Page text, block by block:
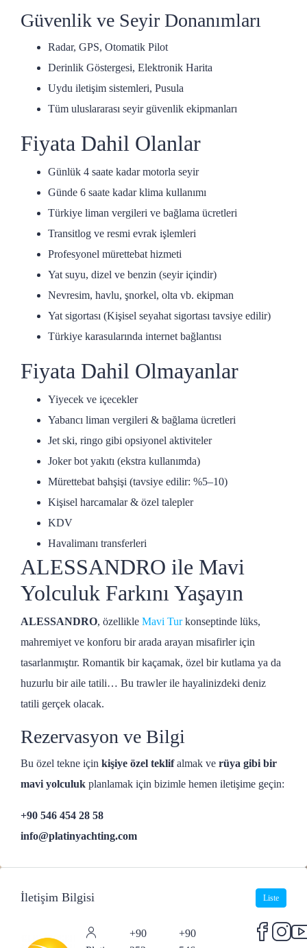
Güvenlik ve Seyir Donanımları
Radar, GPS, Otomatik Pilot
Derinlik Göstergesi, Elektronik Harita
Uydu iletişim sistemleri, Pusula
Tüm uluslararası seyir güvenlik ekipmanları
Fiyata Dahil Olanlar
Günlük 4 saate kadar motorla seyir
Günde 6 saate kadar klima kullanımı
Türkiye liman vergileri ve bağlama ücretleri
Transitlog ve resmi evrak işlemleri
Profesyonel mürettebat hizmeti
Yat suyu, dizel ve benzin (seyir içindir)
Nevresim, havlu, şnorkel, olta vb. ekipman
Yat sigortası (Kişisel seyahat sigortası tavsiye edilir)
Türkiye karasularında internet bağlantısı
Fiyata Dahil Olmayanlar
Yiyecek ve içecekler
Yabancı liman vergileri & bağlama ücretleri
Jet ski, ringo gibi opsiyonel aktiviteler
Joker bot yakıtı (ekstra kullanımda)
Mürettebat bahşişi (tavsiye edilir: %5–10)
Kişisel harcamalar & özel talepler
KDV
Havalimanı transferleri
ALESSANDRO ile Mavi
Yolculuk Farkını Yaşayın
ALESSANDRO, özellikle Mavi Turkonseptinde lüks,
mahremiyet ve konforu bir arada arayan misafirler için
tasarlanmıştır. Romantik bir kaçamak, özel bir kutlama ya da
huzurlu bir aile tatili… Bu trawler ile hayalinizdeki deniz
tatili gerçek olacak.
Rezervasyon ve Bilgi
Bu özel tekne için kişiye özel teklifalmak ve rüya gibi bir
mavi yolculuk planlamak için bizimle hemen iletişime geçin:
+90 546 454 28 58
info@platinyachting.com
İletişim Bilgisi Liste
+90
+90